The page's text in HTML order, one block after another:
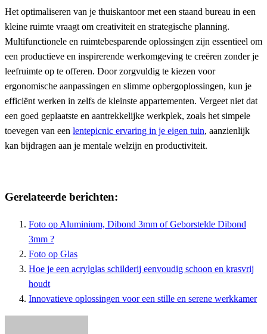
Het optimaliseren van je thuiskantoor met een staand bureau in een
kleine ruimte vraagt om creativiteit en strategische planning.
Multifunctionele en ruimtebesparende oplossingen zijn essentieel om
een productieve en inspirerende werkomgeving te creëren zonder je
leefruimte op te offeren. Door zorgvuldig te kiezen voor
ergonomische aanpassingen en slimme opbergoplossingen, kun je
efficiënt werken in zelfs de kleinste appartementen. Vergeet niet dat
een goed geplaatste en aantrekkelijke werkplek, zoals het simpele
toevegen van een lentepicnic ervaring in je eigen tuin, aanzienlijk
kan bijdragen aan je mentale welzijn en productiviteit.
Gerelateerde berichten:
Foto op Aluminium, Dibond 3mm of Geborstelde Dibond
3mm ?
Foto op Glas
Hoe je een acrylglas schilderij eenvoudig schoon en krasvrij
houdt
Innovatieve oplossingen voor een stille en serene werkkamer